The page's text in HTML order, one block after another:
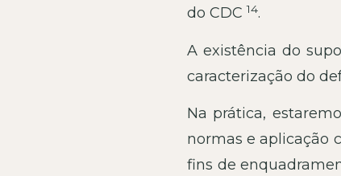
do CDC 14.
A existência do
caracterização do
Na prática,
normas e aplicação
fins de